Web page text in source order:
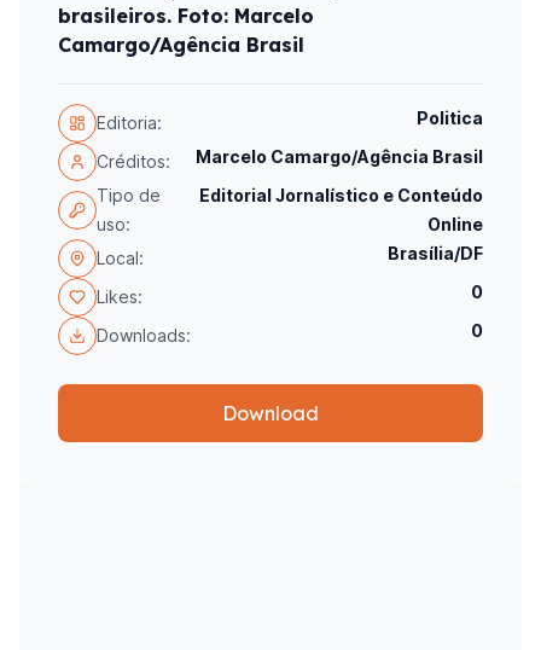
brasileiros. Foto: Marcelo
Camargo/Agência Brasil
Editoria: Politica
Créditos:
Marcelo Camargo/Agência Brasil
Tipo de
uso:
Editorial Jornalístico e Conteúdo
Online
Local:
Brasília/DF
Likes: 0
Downloads: 0
Download